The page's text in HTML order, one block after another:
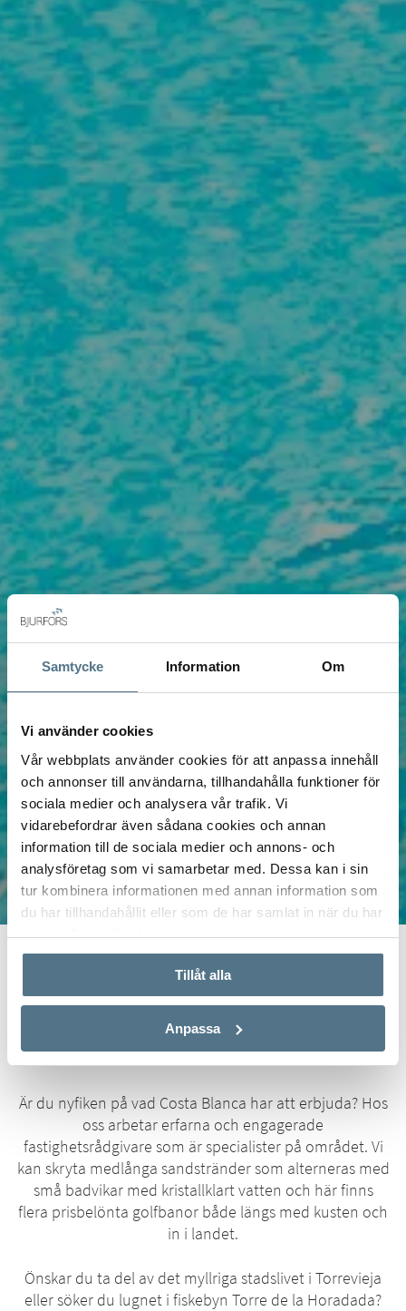
Samtycke Information Om
Vi använder cookies
Vår webbplats använder cookies för att anpassa innehåll
och annonser till användarna, tillhandahålla funktioner för
sociala medier och analysera vår trafik. Vi
vidarebefordrar även sådana cookies och annan
information till de sociala medier och annons- och
analysföretag som vi samarbetar med. Dessa kan i sin
tur kombinera informationen med annan information som
du har tillhandahållit eller som de har samlat in när du har
använt deras tjänster.
Tillåt alla
Anpassa
Start Real Estate Torrevieja
Mäklare i Torrevieja
Är du nyfiken på vad Costa Blanca har att erbjuda? Hos
oss arbetar erfarna och engagerade
fastighetsrådgivare som är specialister på området. Vi
kan skryta medlånga sandstränder som alterneras med
små badvikar med kristallklart vatten och här finns
flera prisbelönta golfbanor både längs med kusten och
in i landet.
Önskar du ta del av det myllriga stadslivet i Torrevieja
eller söker du lugnet i fiskebyn Torre de la Horadada?